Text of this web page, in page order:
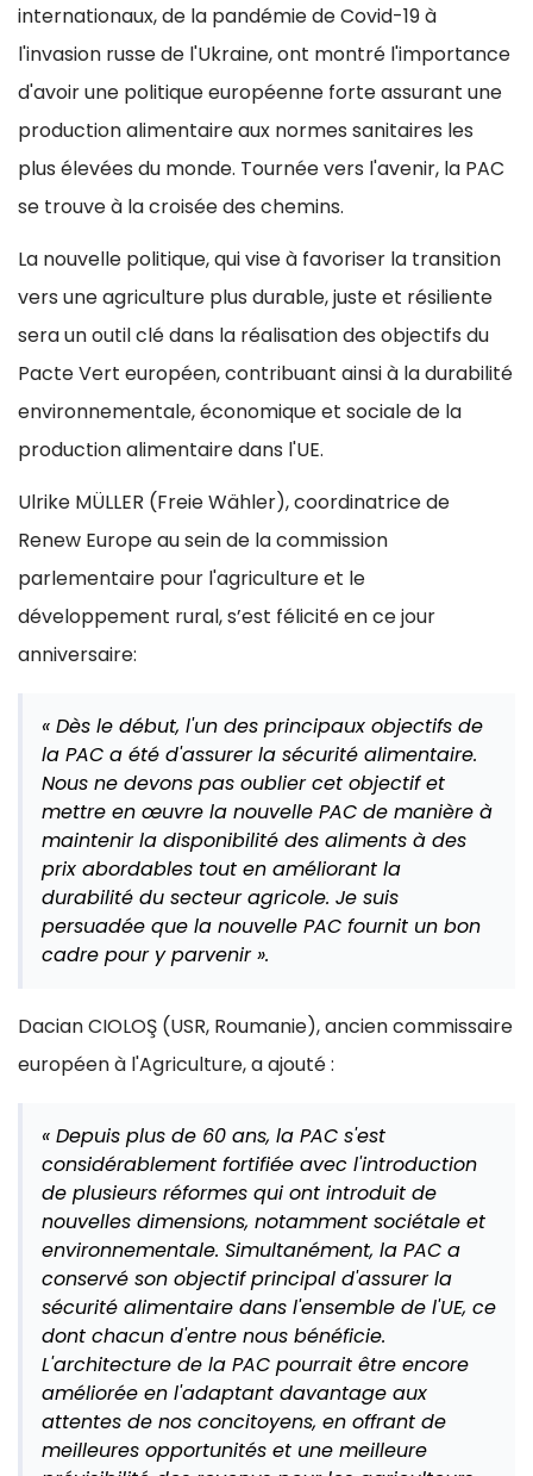
internationaux, de la pandémie de Covid-19 à
l'invasion russe de l'Ukraine, ont montré l'importance
d'avoir une politique européenne forte assurant une
production alimentaire aux normes sanitaires les
plus élevées du monde. Tournée vers l'avenir, la PAC
se trouve à la croisée des chemins.
La nouvelle politique, qui vise à favoriser la transition
vers une agriculture plus durable, juste et résiliente
sera un outil clé dans la réalisation des objectifs du
Pacte Vert européen, contribuant ainsi à la durabilité
environnementale, économique et sociale de la
production alimentaire dans l'UE.
Ulrike MÜLLER (Freie Wähler), coordinatrice de
Renew Europe au sein de la commission
parlementaire pour l'agriculture et le
développement rural, s’est félicité en ce jour
anniversaire:
« Dès le début, l'un des principaux objectifs de
la PAC a été d'assurer la sécurité alimentaire.
Nous ne devons pas oublier cet objectif et
mettre en œuvre la nouvelle PAC de manière à
maintenir la disponibilité des aliments à des
prix abordables tout en améliorant la
durabilité du secteur agricole. Je suis
persuadée que la nouvelle PAC fournit un bon
cadre pour y parvenir ».
Dacian CIOLOŞ (USR, Roumanie), ancien commissaire
européen à l'Agriculture, a ajouté :
« Depuis plus de 60 ans, la PAC s'est
considérablement fortifiée avec l'introduction
de plusieurs réformes qui ont introduit de
nouvelles dimensions, notamment sociétale et
environnementale. Simultanément, la PAC a
conservé son objectif principal d'assurer la
sécurité alimentaire dans l'ensemble de l'UE, ce
dont chacun d'entre nous bénéficie.
L'architecture de la PAC pourrait être encore
améliorée en l'adaptant davantage aux
attentes de nos concitoyens, en offrant de
meilleures opportunités et une meilleure